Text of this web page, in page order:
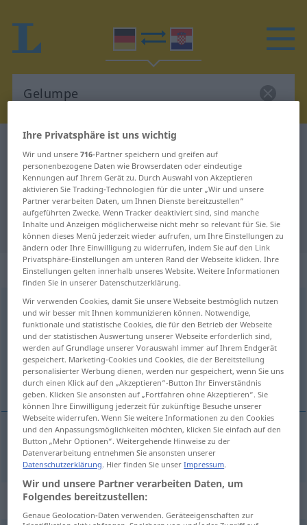
Deutsch-Kroatisch Wörterbuch
Deutsch-Kroatisch Übersetzung für
"Gelumpe"
"Gelumpe" Kroatisch Übersetzung
„Gelumpe“: Neutrum
Gelumpen <-s>
Übersicht aller Übersetzungen
(Für mehr Details die Übersetzung anklicken/antippen)
ropotarija
ropotarija Gelumpe
Synonyme für "Gelumpe"
Ihre Privatsphäre ist uns wichtig
Wir und unsere716-Partner speichern und greifen auf
personenbezogene Daten wie Browserdaten oder eindeutige
Kennungen auf Ihrem Gerät zu. Durch Auswahl von Akzeptieren
aktivieren Sie Tracking-Technologien für die unter „Wir und unsere
Partner verarbeiten Daten, um Ihnen Dienste bereitzustellen“
aufgeführten Zwecke. Wenn Tracker deaktiviert sind, sind manche
Inhalte und Anzeigen möglicherweise nicht mehr so relevant für Sie. Sie
können dieses Menü jederzeit wieder aufrufen, um Ihre Einstellungen zu
ändern oder Ihre Einwilligung zu widerrufen, indem Sie auf den Link
Privatsphäre-Einstellungen am unteren Rand der Webseite klicken. Ihre
Einstellungen gelten innerhalb unseres Website. Weitere Informationen
finden Sie in unserer Datenschutzerklärung.
Wir verwenden Cookies, damit Sie unsere Webseite bestmöglich nutzen
und wir besser mit Ihnen kommunizieren können. Notwendige,
funktionale und statistische Cookies, die für den Betrieb der Webseite
und der statistischen Auswertung unserer Webseite erforderlich sind,
werden auf Grundlage unserer Vorauswahl immer auf Ihrem Endgerät
gespeichert. Marketing-Cookies und Cookies, die der Bereitstellung
personalisierter Werbung dienen, werden nur gespeichert, wenn Sie uns
durch einen Klick auf den „Akzeptieren“-Button Ihr Einverständnis
geben. Klicken Sie ansonsten auf „Fortfahren ohne Akzeptieren“. Sie
können Ihre Einwilligung jederzeit für zukünftige Besuche unserer
Webseite widerrufen. Wenn Sie weitere Informationen zu den Cookies
und den Anpassungsmöglichkeiten möchten, klicken Sie einfach auf den
Button „Mehr Optionen“. Weitergehende Hinweise zu der
Datenverarbeitung entnehmen Sie ansonsten unserer
Datenschutzerklärung. Hier finden Sie unserImpressum.
Wir und unsere Partner verarbeiten Daten, um
Folgendes bereitzustellen:
Genaue Geolocation-Daten verwenden. Geräteeigenschaften zur